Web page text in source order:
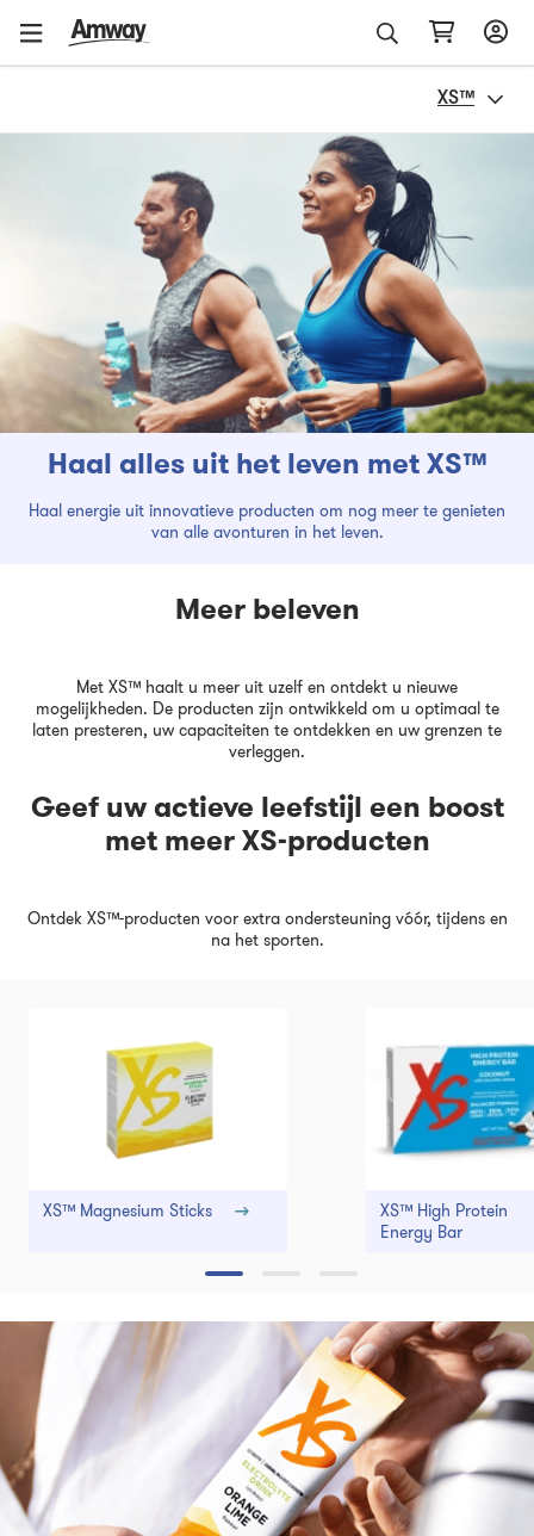
XS™
Haal alles uit het leven met XS™
Haal energie uit innovatieve producten om nog meer te genieten
van alle avonturen in het leven.
Meer beleven
Met XS™ haalt u meer uit uzelf en ontdekt u nieuwe
mogelijkheden. De producten zijn ontwikkeld om u optimaal te
laten presteren, uw capaciteiten te ontdekken en uw grenzen te
verleggen.
Geef uw actieve leefstijl een boost
met meer XS-producten
Ontdek XS™-producten voor extra ondersteuning vóór, tijdens en
na het sporten.
XS™ Magnesium Sticks
XS™ High Protein
Energy Bar